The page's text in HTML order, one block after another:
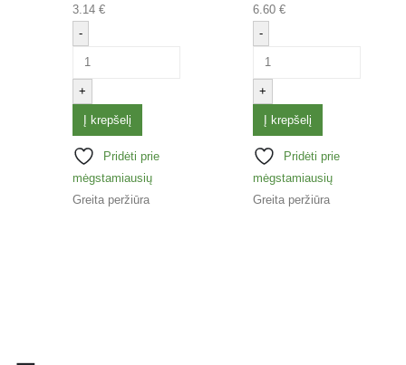
3.14 €
-
+
Į krepšelį
Pridėti prie
mėgstamiausių
Greita peržiūra
6.60 €
-
+
Į krepšelį
Pridėti prie
mėgstamiausių
Greita peržiūra